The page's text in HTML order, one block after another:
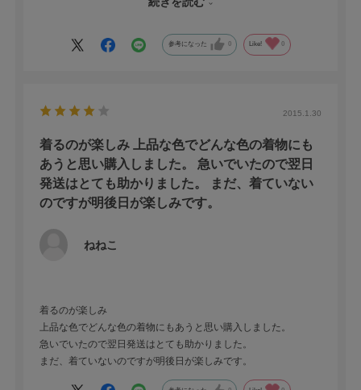
対応が早く、商品はすぐに届きました。
参考になった 0 Like! 0
2015.1.30
着るのが楽しみ 上品な色でどんな色の着物にも
あうと思い購入しました。 急いでいたので翌日
発送はとても助かりました。 まだ、着ていない
のですが明後日が楽しみです。
ねねこ
着るのが楽しみ
上品な色でどんな色の着物にもあうと思い購入しました。
急いでいたので翌日発送はとても助かりました。
まだ、着ていないのですが明後日が楽しみです。